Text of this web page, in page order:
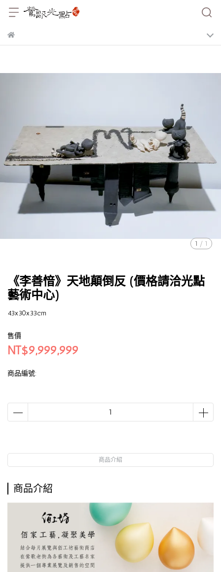
1 / 1
《李善愔》天地顛倒反 (價格請洽光點
藝術中心)
43x30x33cm
售價
NT$9,999,999
商品編號:
商品介紹
商品介紹